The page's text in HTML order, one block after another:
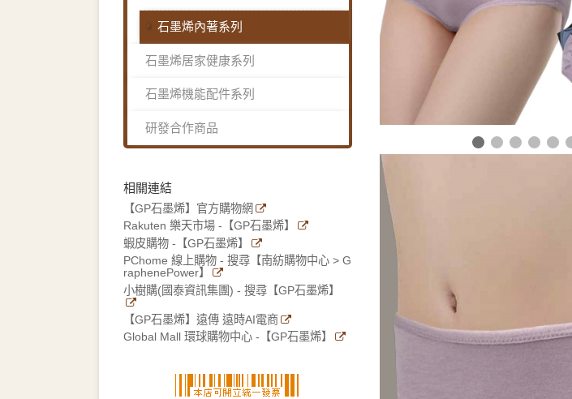
石墨烯內著系列
石墨烯居家健康系列
石墨烯機能配件系列
研發合作商品
相關連結
【GP石墨烯】官方購物網
Rakuten 樂天市場 -【GP石墨烯】
蝦皮購物 -【GP石墨烯】
PChome 線上購物 - 搜尋【南紡購物中心 > G
raphenePower】
小樹購(國泰資訊集團) - 搜尋【GP石墨烯】
【GP石墨烯】遠傳 遠時AI電商
Global Mall 環球購物中心 -【GP石墨烯】